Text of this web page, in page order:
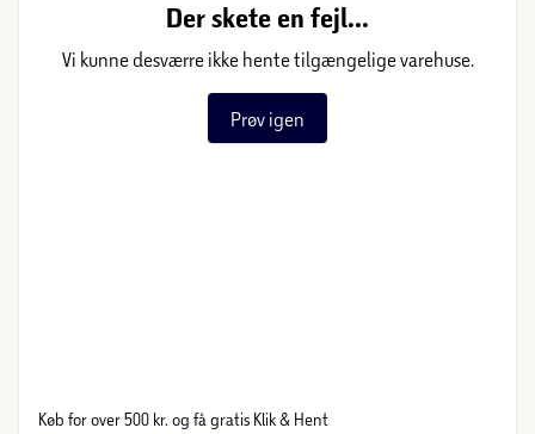
Der skete en fejl...
Vi kunne desværre ikke hente tilgængelige varehuse.
Prøv igen
Køb for over 500 kr. og få gratis Klik & Hent